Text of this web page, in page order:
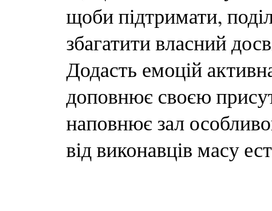
щоби підтримати,
збагатити власний
Додасть емоцій
доповнює своєю
наповнює зал
від виконавців масу